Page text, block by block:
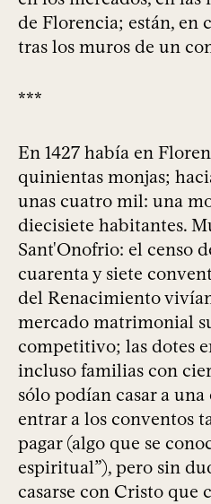
de Florencia; están, en
tras los muros de un
***
En 1427 había en
quinientas monjas;
unas cuatro mil: una
diecisiete habitantes.
Sant'Onofrio: el censo
cuarenta y siete
del Renacimiento
mercado matrimonial
competitivo; las dotes
incluso familias con
sólo podían casar a una
entrar a los conventos
pagar (algo que se
espiritual”), pero sin
casarse con Cristo que